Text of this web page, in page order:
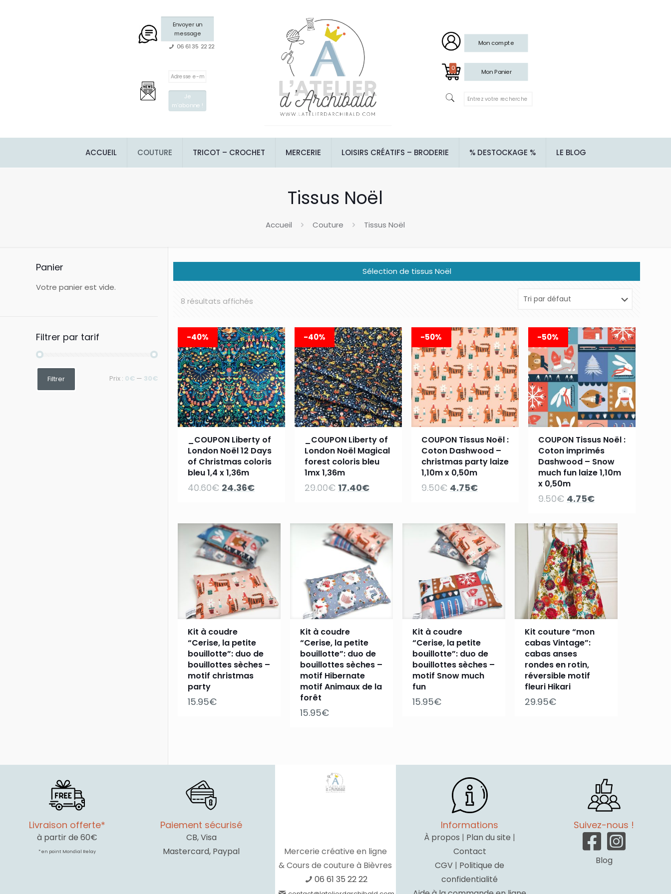
Envoyer un
message
06 61 35 22 22
Mon compte
0 Mon Panier
ACCUEIL COUTURE TRICOT – CROCHET MERCERIE LOISIRS CRÉATIFS – BRODERIE % DESTOCKAGE % LE BLOG
Tissus Noël
Accueil Couture Tissus Noël
Sélection de tissus Noël
8 résultats affichés
-40%
_COUPON Liberty of
London Noël 12 Days
of Christmas coloris
bleu 1,4 x 1,36m
40.60€ Le
était :
40.60€.
24.36€Le
24.36€.
-40%
_COUPON Liberty of
London Noël Magical
forest coloris bleu
1mx 1,36m
29.00€ Le
était :
29.00€.
17.40€Le
est :
17.40€.
-50%
COUPON Tissus Noël :
Coton Dashwood –
christmas party laize
1,10m x 0,50m
9.50€ Le
était :
9.50€.
4.75€Le
est :
4.75€.
-50%
COUPON Tissus Noël :
Coton imprimés
Dashwood – Snow
much fun laize 1,10m
x 0,50m
9.50€ Le
initial
était :
9.50€.
4.75€Le
actuel
4.75€.
Kit à coudre
“Cerise, la petite
bouillotte”: duo de
bouillottes sèches –
motif christmas
party
15.95€
Kit à coudre
“Cerise, la petite
bouillotte”: duo de
bouillottes sèches –
motif Hibernate
motif Animaux de la
forêt
15.95€
Kit à coudre
“Cerise, la petite
bouillotte”: duo de
bouillottes sèches –
motif Snow much
fun
15.95€
Kit couture “mon
cabas Vintage”:
cabas anses
rondes en rotin,
réversible motif
fleuri Hikari
29.95€
Panier
Votre panier est vide.
Filtrer par tarif
Filtrer Prix : 0€ — 30€
Livraison offerte*
à partir de 60€
* en point Mondial Relay
Paiement sécurisé
CB, Visa
Mastercard, Paypal
Mercerie créative en ligne
& Cours de couture à Bièvres
06 61 35 22 22
Informations
À propos | Plan du site |
Contact
CGV | Politique de
confidentialité
Suivez-nous !
Blog